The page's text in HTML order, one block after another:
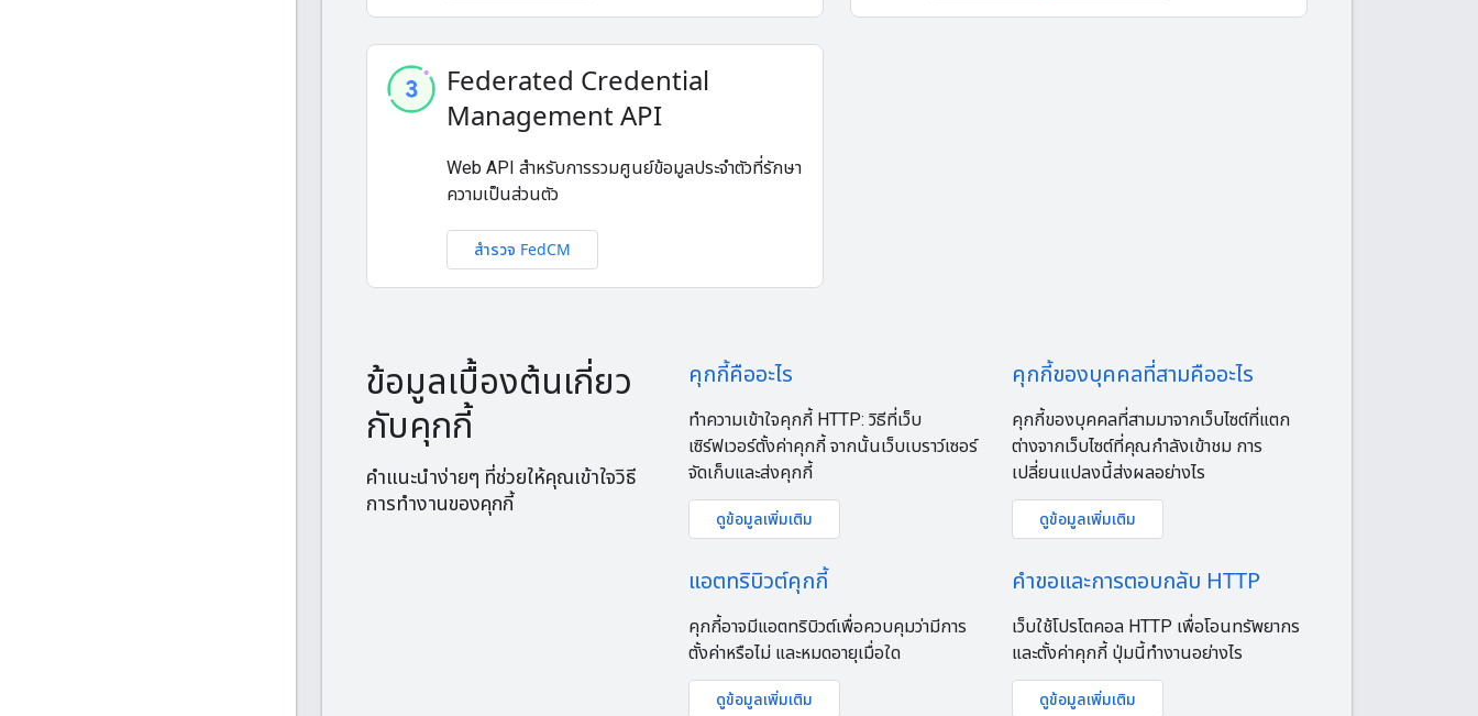
Federated Credential
Management API
Web API สำหรับการรวมศูนย์ข้อมูลประจำตัวที่รักษา
ความเป็นส่วนตัว
สำรวจ FedCM
ข้อมูลเบื้องต้นเกี่ยว
กับคุกกี้
คำแนะนำง่ายๆ ที่ช่วยให้คุณเข้าใจวิธี
การทํางานของคุกกี้
คุกกี้คืออะไร
ทําความเข้าใจคุกกี้ HTTP: วิธีที่เว็บ
เซิร์ฟเวอร์ตั้งค่าคุกกี้ จากนั้นเว็บเบราว์เซอร์
จัดเก็บและส่งคุกกี้
ดูข้อมูลเพิ่มเติม
คุกกี้ของบุคคลที่สามคืออะไร
คุกกี้ของบุคคลที่สามมาจากเว็บไซต์ที่แตก
ต่างจากเว็บไซต์ที่คุณกําลังเข้าชม การ
เปลี่ยนแปลงนี้ส่งผลอย่างไร
ดูข้อมูลเพิ่มเติม
แอตทริบิวต์คุกกี้
คุกกี้อาจมีแอตทริบิวต์เพื่อควบคุมว่ามีการ
ตั้งค่าหรือไม่ และหมดอายุเมื่อใด
ดูข้อมูลเพิ่มเติม
คำขอและการตอบกลับ HTTP
เว็บใช้โปรโตคอล HTTP เพื่อโอนทรัพยากร
และตั้งค่าคุกกี้ ปุ่มนี้ทำงานอย่างไร
ดูข้อมูลเพิ่มเติม